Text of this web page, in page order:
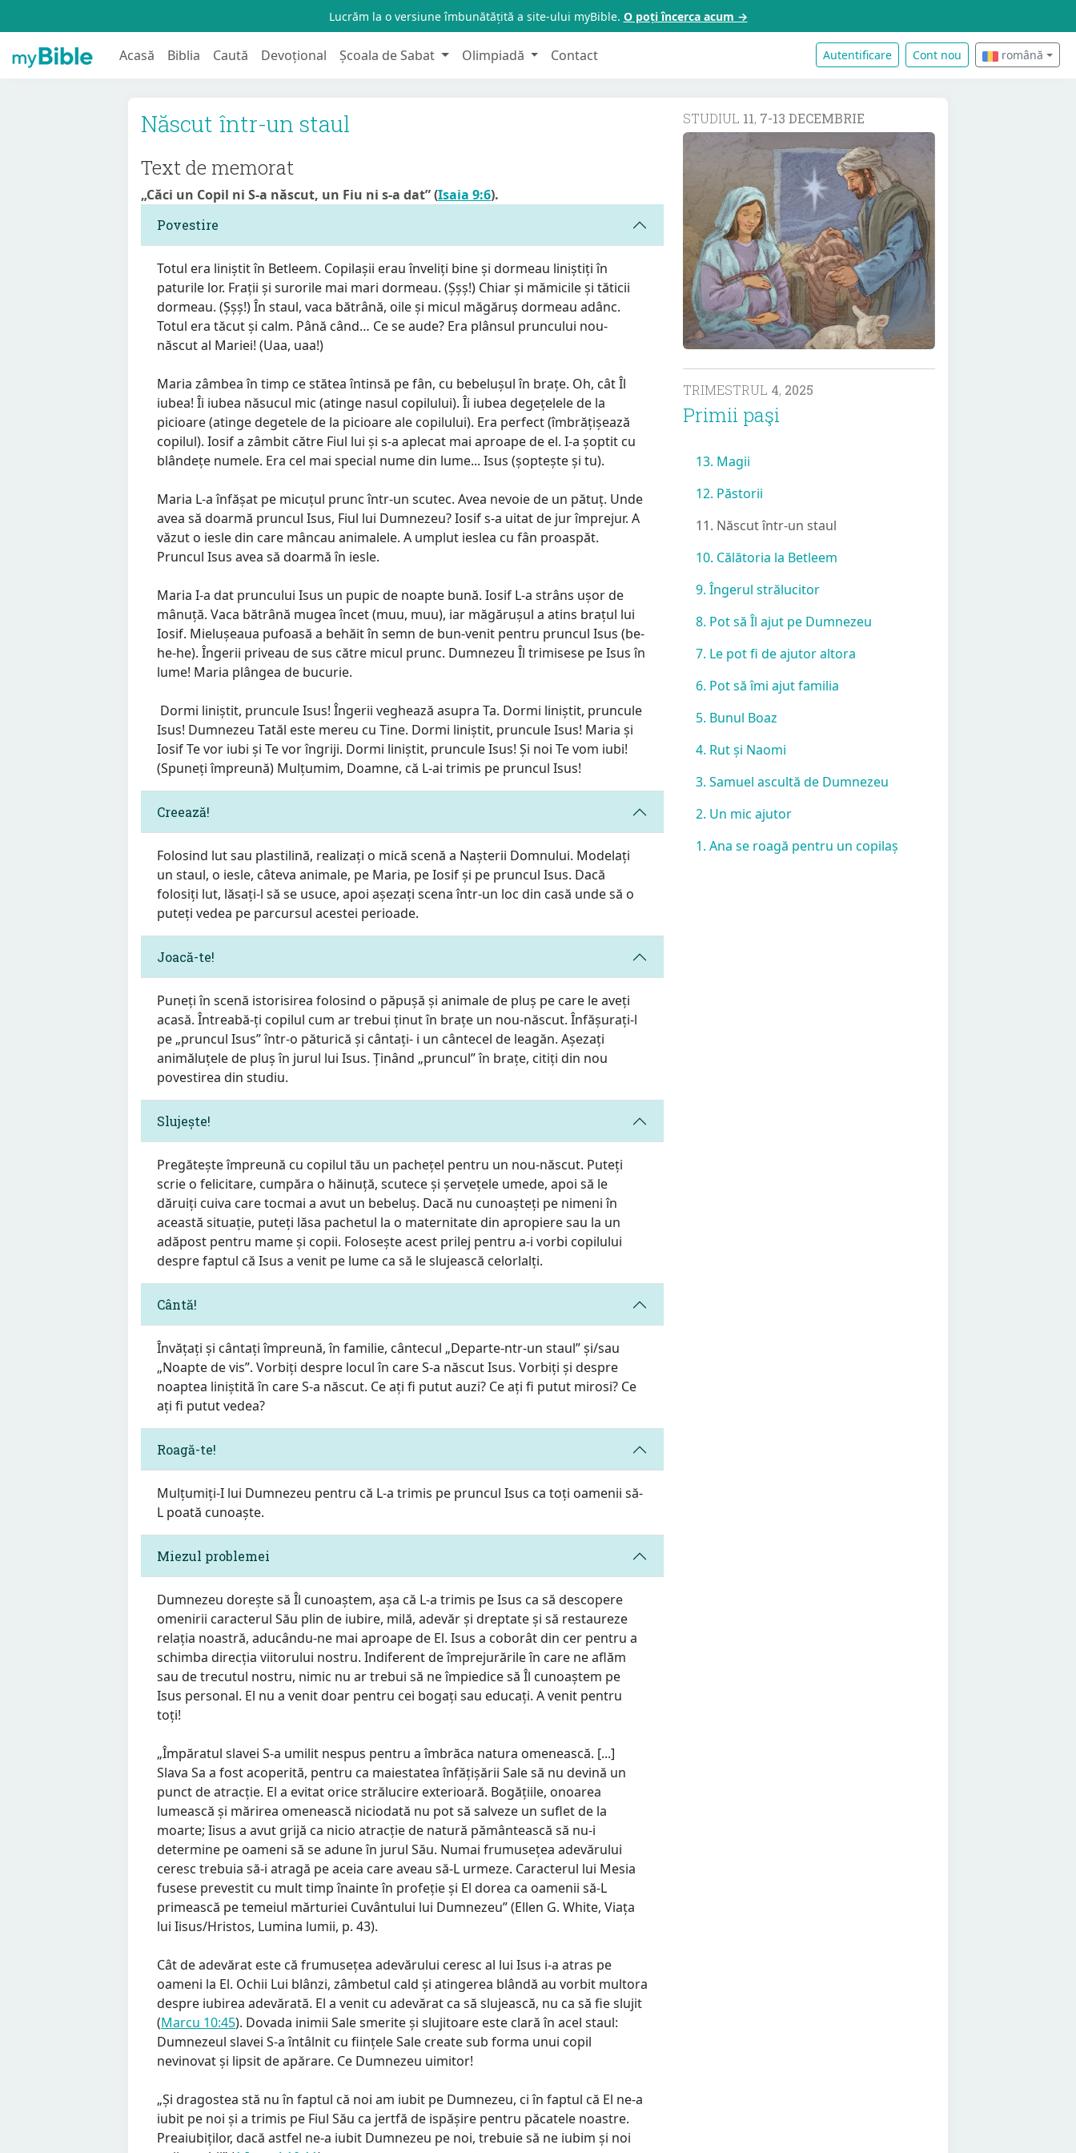
Lucrăm la o versiune îmbunătățită a site-ului myBible. O poți încerca acum →
Acasă Biblia Caută Devoțional Școala de Sabat Olimpiadă Contact Autentificare Cont nou română
Născut într-un staul
Text de memorat
„Căci un Copil ni S-a născut, un Fiu ni s-a dat” (Isaia 9:6).
Povestire
Totul era liniștit în Betleem. Copilașii erau înveliți bine și dormeau liniștiți în
paturile lor. Frații și surorile mai mari dormeau. (Șșș!) Chiar și mămicile și tăticii
dormeau. (Șșș!) În staul, vaca bătrână, oile și micul măgăruș dormeau adânc.
Totul era tăcut și calm. Până când… Ce se aude? Era plânsul pruncului nou-
născut al Mariei! (Uaa, uaa!)
Maria zâmbea în timp ce stătea întinsă pe fân, cu bebelușul în brațe. Oh, cât Îl
iubea! Îi iubea năsucul mic (atinge nasul copilului). Îi iubea degețelele de la
picioare (atinge degetele de la picioare ale copilului). Era perfect (îmbrățișează
copilul). Iosif a zâmbit către Fiul lui și s-a aplecat mai aproape de el. I-a șoptit cu
blândețe numele. Era cel mai special nume din lume... Isus (șoptește și tu).
Maria L-a înfășat pe micuțul prunc într-un scutec. Avea nevoie de un pătuț. Unde
avea să doarmă pruncul Isus, Fiul lui Dumnezeu? Iosif s-a uitat de jur împrejur. A
văzut o iesle din care mâncau animalele. A umplut ieslea cu fân proaspăt.
Pruncul Isus avea să doarmă în iesle.
Maria I-a dat pruncului Isus un pupic de noapte bună. Iosif L-a strâns ușor de
mânuță. Vaca bătrână mugea încet (muu, muu), iar măgărușul a atins brațul lui
Iosif. Mielușeaua pufoasă a behăit în semn de bun-venit pentru pruncul Isus (be-
he-he). Îngerii priveau de sus către micul prunc. Dumnezeu Îl trimisese pe Isus în
lume! Maria plângea de bucurie.
Dormi liniștit, pruncule Isus! Îngerii veghează asupra Ta. Dormi liniștit, pruncule
Isus! Dumnezeu Tatăl este mereu cu Tine. Dormi liniștit, pruncule Isus! Maria și
Iosif Te vor iubi și Te vor îngriji. Dormi liniștit, pruncule Isus! Și noi Te vom iubi!
(Spuneți împreună) Mulțumim, Doamne, că L-ai trimis pe pruncul Isus!
Creează!
Folosind lut sau plastilină, realizați o mică scenă a Nașterii Domnului. Modelați
un staul, o iesle, câteva animale, pe Maria, pe Iosif și pe pruncul Isus. Dacă
folosiți lut, lăsați-l să se usuce, apoi așezați scena într-un loc din casă unde să o
puteți vedea pe parcursul acestei perioade.
Joacă-te!
Puneți în scenă istorisirea folosind o păpușă și animale de pluș pe care le aveți
acasă. Întreabă-ți copilul cum ar trebui ținut în brațe un nou-născut. Înfășurați-l
pe „pruncul Isus” într-o păturică și cântați- i un cântecel de leagăn. Așezați
animăluțele de pluș în jurul lui Isus. Ținând „pruncul” în brațe, citiți din nou
povestirea din studiu.
Slujește!
Pregătește împreună cu copilul tău un pachețel pentru un nou-născut. Puteți
scrie o felicitare, cumpăra o hăinuță, scutece și șervețele umede, apoi să le
dăruiți cuiva care tocmai a avut un bebeluș. Dacă nu cunoașteți pe nimeni în
această situație, puteți lăsa pachetul la o maternitate din apropiere sau la un
adăpost pentru mame și copii. Folosește acest prilej pentru a-i vorbi copilului
despre faptul că Isus a venit pe lume ca să le slujească celorlalți.
Cântă!
Învățați și cântați împreună, în familie, cântecul „Departe-ntr-un staul” și/sau
„Noapte de vis”. Vorbiți despre locul în care S-a născut Isus. Vorbiți și despre
noaptea liniștită în care S-a născut. Ce ați fi putut auzi? Ce ați fi putut mirosi? Ce
ați fi putut vedea?
Roagă-te!
Mulțumiți-I lui Dumnezeu pentru că L-a trimis pe pruncul Isus ca toți oamenii să-
L poată cunoaște.
Miezul problemei
Dumnezeu dorește să Îl cunoaștem, așa că L-a trimis pe Isus ca să descopere
omenirii caracterul Său plin de iubire, milă, adevăr și dreptate și să restaureze
relația noastră, aducându-ne mai aproape de El. Isus a coborât din cer pentru a
schimba direcția viitorului nostru. Indiferent de împrejurările în care ne aflăm
sau de trecutul nostru, nimic nu ar trebui să ne împiedice să Îl cunoaștem pe
Isus personal. El nu a venit doar pentru cei bogați sau educați. A venit pentru
toți!
„Împăratul slavei S-a umilit nespus pentru a îmbrăca natura omenească. [...]
Slava Sa a fost acoperită, pentru ca maiestatea înfățișării Sale să nu devină un
punct de atracție. El a evitat orice strălucire exterioară. Bogățiile, onoarea
lumească și mărirea omenească niciodată nu pot să salveze un suflet de la
moarte; Iisus a avut grijă ca nicio atracție de natură pământească să nu-i
determine pe oameni să se adune în jurul Său. Numai frumusețea adevărului
ceresc trebuia să-i atragă pe aceia care aveau să-L urmeze. Caracterul lui Mesia
fusese prevestit cu mult timp înainte în profeție și El dorea ca oamenii să-L
primească pe temeiul mărturiei Cuvântului lui Dumnezeu” (Ellen G. White, Viața
lui Iisus/Hristos, Lumina lumii, p. 43).
Cât de adevărat este că frumusețea adevărului ceresc al lui Isus i-a atras pe
oameni la El. Ochii Lui blânzi, zâmbetul cald și atingerea blândă au vorbit multora
despre iubirea adevărată. El a venit cu adevărat ca să slujească, nu ca să fie slujit
(Marcu 10:45). Dovada inimii Sale smerite și slujitoare este clară în acel staul:
Dumnezeul slavei S-a întâlnit cu ființele Sale create sub forma unui copil
nevinovat și lipsit de apărare. Ce Dumnezeu uimitor!
„Și dragostea stă nu în faptul că noi am iubit pe Dumnezeu, ci în faptul că El ne-a
iubit pe noi și a trimis pe Fiul Său ca jertfă de ispășire pentru păcatele noastre.
Preaiubiților, dacă astfel ne-a iubit Dumnezeu pe noi, trebuie să ne iubim și noi
STUDIUL 11, 7-13 DECEMBRIE
TRIMESTRUL 4, 2025
Primii paşi
13. Magii
12. Păstorii
11. Născut într-un staul
10. Călătoria la Betleem
9. Îngerul strălucitor
8. Pot să Îl ajut pe Dumnezeu
7. Le pot fi de ajutor altora
6. Pot să îmi ajut familia
5. Bunul Boaz
4. Rut și Naomi
3. Samuel ascultă de Dumnezeu
2. Un mic ajutor
1. Ana se roagă pentru un copilaș